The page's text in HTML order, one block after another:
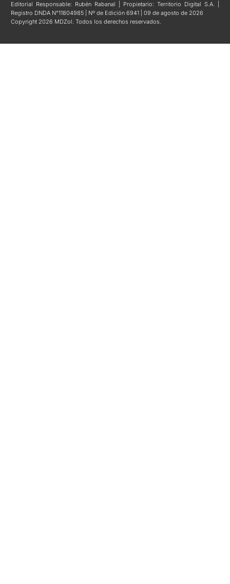
Editorial Responsable: Rubén Rabanal | Propietario: Territorio Digital S.A. |
Registro DNDA N°11804985 | Nº de Edición 6941 | 09 de agosto de 2026
Copyright 2026 MDZol. Todos los derechos reservados.